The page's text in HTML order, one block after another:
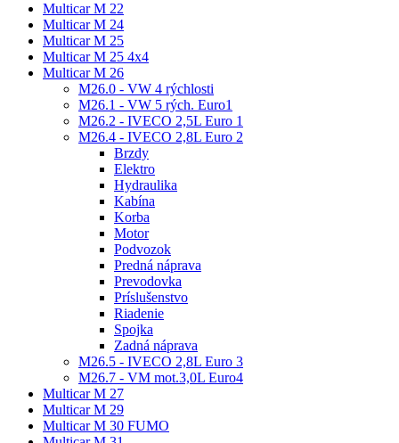
Multicar M 22
Multicar M 24
Multicar M 25
Multicar M 25 4x4
Multicar M 26
M26.0 - VW 4 rýchlosti
M26.1 - VW 5 rých. Euro1
M26.2 - IVECO 2,5L Euro 1
M26.4 - IVECO 2,8L Euro 2
Brzdy
Elektro
Hydraulika
Kabína
Korba
Motor
Podvozok
Predná náprava
Prevodovka
Príslušenstvo
Riadenie
Spojka
Zadná náprava
M26.5 - IVECO 2,8L Euro 3
M26.7 - VM mot.3,0L Euro4
Multicar M 27
Multicar M 29
Multicar M 30 FUMO